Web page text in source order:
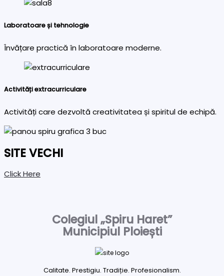
Laboratoare și tehnologie
Învățare practică în laboratoare moderne.
Activități extracurriculare
Activități care dezvoltă creativitatea și spiritul de echipă.
SITE VECHI
Click Here
Colegiul „Spiru Haret”
Municipiul Ploiești
Calitate. Prestigiu. Tradiție. Profesionalism.